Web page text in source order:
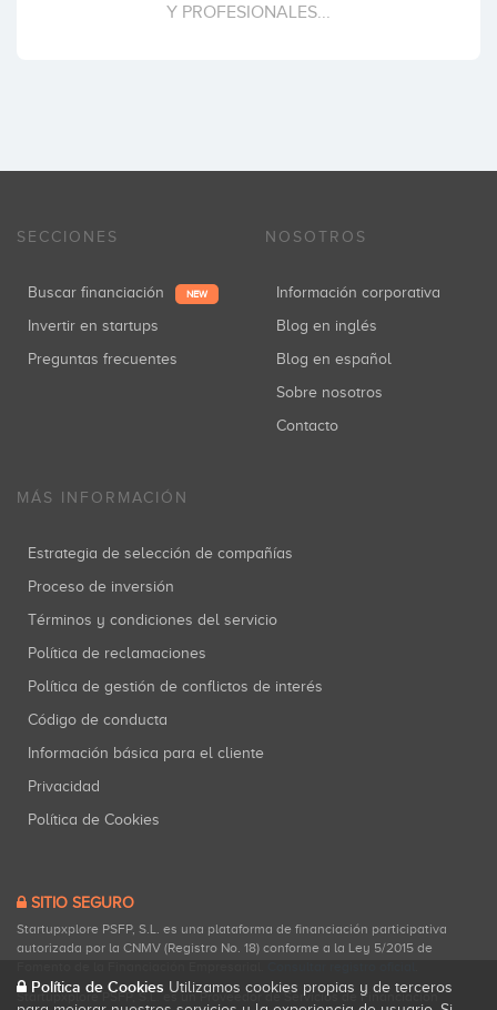
Y PROFESIONALES...
SECCIONES
Buscar financiación NEW
Invertir en startups
Preguntas frecuentes
NOSOTROS
Información corporativa
Blog en inglés
Blog en español
Sobre nosotros
Contacto
MÁS INFORMACIÓN
Estrategia de selección de compañías
Proceso de inversión
Términos y condiciones del servicio
Política de reclamaciones
Política de gestión de conflictos de interés
Código de conducta
Información básica para el cliente
Privacidad
Política de Cookies
SITIO SEGURO
Startupxplore PSFP, S.L. es una plataforma de financiación participativa
autorizada por la CNMV (Registro No. 18) conforme a la Ley 5/2015 de
Startupxplore PSFP, S.L. es un Proveedor de Servicios de Financiación
Política de Cookies Utilizamos cookies propias y de terceros